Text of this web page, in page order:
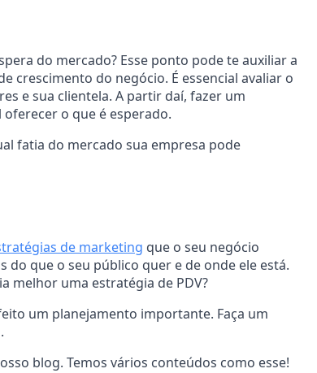
do mercado? Esse ponto pode te auxiliar a
crescimento do negócio. É essencial avaliar o
e sua clientela. A partir daí, fazer um
o que é esperado.
fatia do mercado sua empresa pode
de marketing que o seu negócio
do que o seu público quer e de onde ele está.
melhor uma estratégia de PDV?
um planejamento importante. Faça um
blog. Temos vários conteúdos como esse!